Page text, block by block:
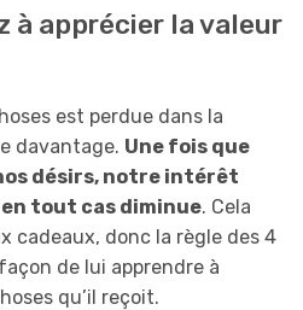
à apprécier la valeur
est perdue dans la
davantage. Une fois que
désirs, notre intérêt
tout cas diminue. Cela
cadeaux, donc la règle des 4
de lui apprendre à
qu’il reçoit.